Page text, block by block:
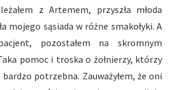
z Artemem, przyszła młoda
mojego sąsiada w różne smakołyki. A
pozostałem na skromnym
pomoc i troska o żołnierzy, którzy
potrzebna. Zauważyłem, że oni